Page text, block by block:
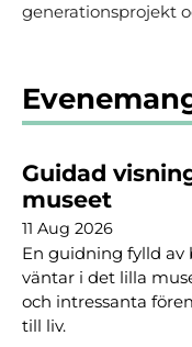
generationsprojekt
Guidad
museet
11 Aug 2026
En guidning fylld av
väntar i det lilla
och intressanta
till liv.